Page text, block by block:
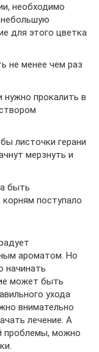
необходимо
для этого цветка
не менее чем раз
нужно прокалить в
листочки герани
мерзнуть и
быть
поступало
ароматом. Но
начинать
может быть
ухода
внимательно
лечение. А
проблемы, можно